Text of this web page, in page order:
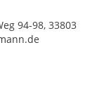
94-98, 33803